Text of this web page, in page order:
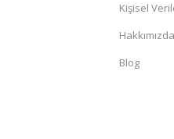
Kişisel
Hakkımızda
Blog